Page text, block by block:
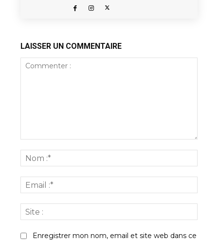
LAISSER UN COMMENTAIRE
:*
:*
:
Enregistrer mon nom, email et site web dans ce